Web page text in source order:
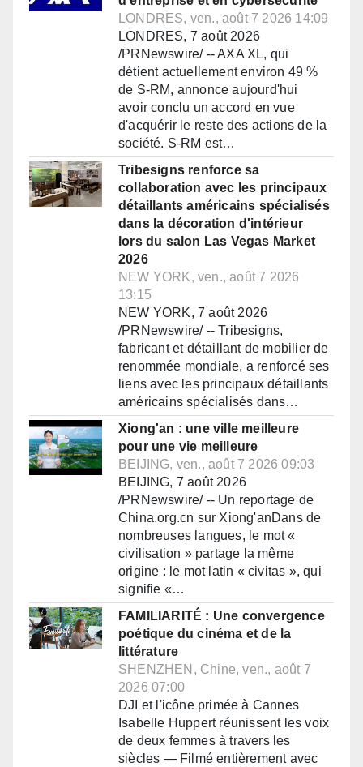
LONDRES, ven., août 7 2026 14:09
LONDRES, 7 août 2026
/PRNewswire/ -- AXA XL, qui
détient actuellement environ 49 %
de S-RM, annonce aujourd'hui
avoir conclu un accord en vue
d'acquérir le reste des actions de la
société. S-RM est…
Tribesigns renforce sa
collaboration avec les principaux
détaillants américains spécialisés
dans la décoration d'intérieur
lors du salon Las Vegas Market
2026
NEW YORK, ven., août 7 2026
13:15
NEW YORK, 7 août 2026
/PRNewswire/ -- Tribesigns,
fabricant et détaillant de mobilier de
renommée mondiale, a renforcé ses
liens avec les principaux détaillants
américains spécialisés dans…
Xiong'an : une ville meilleure
pour une vie meilleure
BEIJING, ven., août 7 2026 09:03
BEIJING, 7 août 2026
/PRNewswire/ -- Un reportage de
China.org.cn sur Xiong'anDans de
nombreuses langues, le mot «
civilisation » partage la même
origine : le mot latin « civitas », qui
signifie «…
FAMILIARITÉ : Une convergence
poétique du cinéma et de la
littérature
SHENZHEN, Chine, ven., août 7
2026 07:00
DJI et l'icône primée à Cannes
Isabelle Huppert réunissent les voix
de deux femmes à travers les
siècles — Filmé entièrement avec